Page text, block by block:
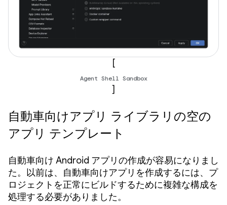
[
Agent Shell Sandbox
]
自動車向けアプリ ライブラリの空の
アプリ テンプレート
自動車向け Android アプリの作成が容易になりまし
た。以前は、自動車向けアプリを作成するには、プ
ロジェクトを正常にビルドするために複雑な構成を
処理する必要がありました。